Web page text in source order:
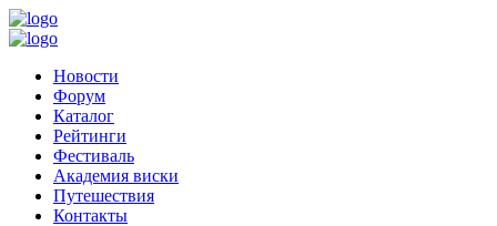
Новости
Форум
Каталог
Рейтинги
Фестиваль
Академия виски
Путешествия
Контакты